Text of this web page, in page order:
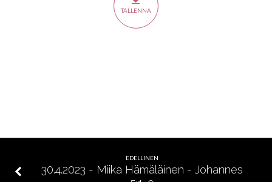
TALLENNA
EDELLINEN
30.4.2023 - Miika Hämäläinen - Johannes